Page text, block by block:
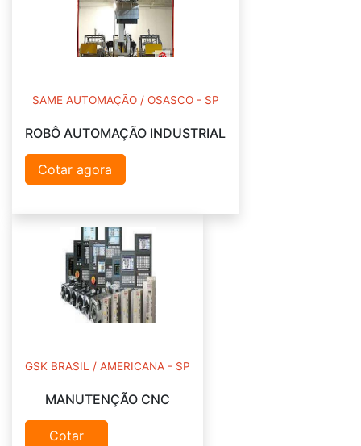
SAME AUTOMAÇÃO / OSASCO - SP
ROBÔ AUTOMAÇÃO INDUSTRIAL
Cotar agora
GSK BRASIL / AMERICANA - SP
MANUTENÇÃO CNC
Cotar